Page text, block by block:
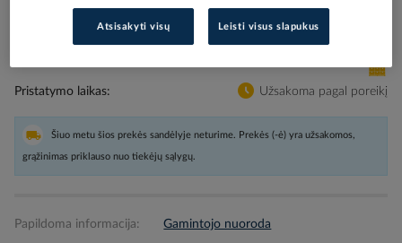
Įtraukti į palyginimą
Pristatymo laikas Užsakoma pagal poreikį
Šiuo metu šios prekės sandėlyje neturime. Prekės (-ė) yra užsakomos,
grąžinimas priklauso nuo tiekėjų sąlygų.
Papildoma informacija: Gamintojo nuoroda
Atsisakyti visų Leisti visus slapukus